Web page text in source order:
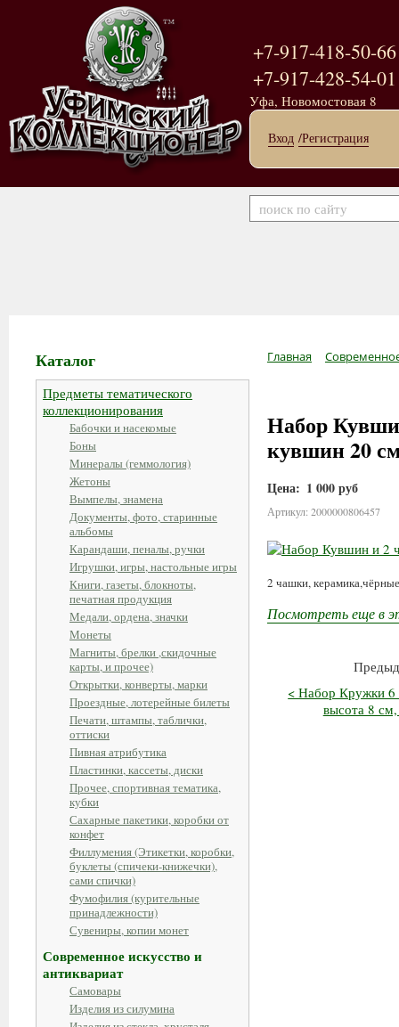
+7-917-418-50-66
+7-917-428-54-01
Уфа, Новомостовая 8
Вход /Регистрация
Каталог
Предметы тематического
коллекционирования
Бабочки и насекомые
Боны
Минералы (геммология)
Жетоны
Вымпелы, знамена
Документы, фото, старинные
альбомы
Карандаши, пеналы, ручки
Игрушки, игры, настольные игры
Книги, газеты, блокноты,
печатная продукция
Медали, ордена, значки
Монеты
Магниты, брелки ,скидочные
карты, и прочее)
Открытки, конверты, марки
Проездные, лотерейные билеты
Печати, штампы, таблички,
оттиски
Пивная атрибутика
Пластинки, кассеты, диски
Прочее, спортивная тематика,
кубки
Сахарные пакетики, коробки от
конфет
Филлумения (Этикетки, коробки,
буклеты (спичеки-книжечки),
сами спички)
Фумофилия (курительные
принадлежности)
Сувениры, копии монет
Современное искусство и
антиквариат
Самовары
Изделия из силумина
Главная
Набор
кувшин 20
Цена: 1 000 руб
Артикул: 2000000806457
2 чашки,
Посмотреть еще в
< Набор Кружки 6
высота 8